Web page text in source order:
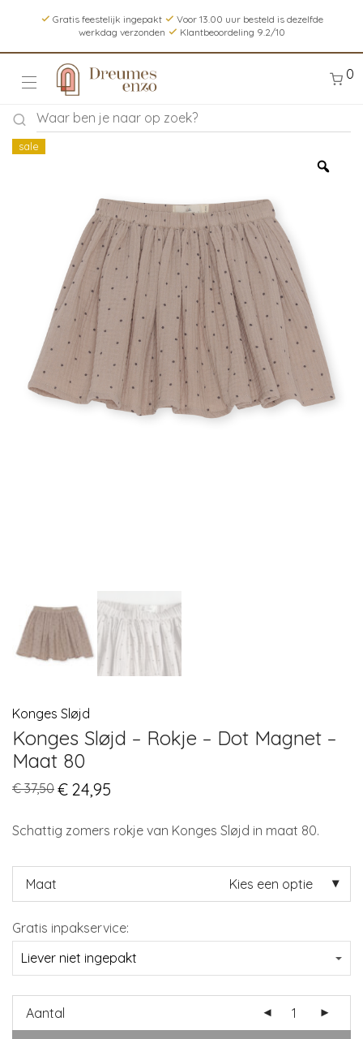
Gratis feestelijk ingepakt
Voor 13.00 uur besteld is dezelfde
werkdag verzonden
Klantbeoordeling 9.2/10
0
sale
Konges Sløjd
Konges Sløjd – Rokje – Dot Magnet –
Maat 80
€37,50 Original
price
€ 37,50.
€ 24,95
€ 24,95.
Schattig zomers rokje van Konges Sløjd in maat 80.
Maat Kies een optie
Gratis inpakservice:
Aantal